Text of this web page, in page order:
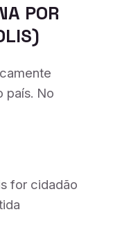
POR
)
país. No
for cidadão